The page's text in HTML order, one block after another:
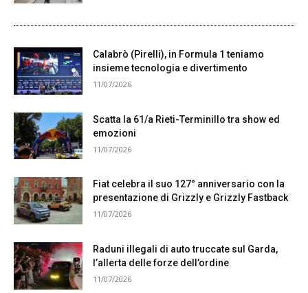
Calabrò (Pirelli), in Formula 1 teniamo
insieme tecnologia e divertimento
11/07/2026
Scatta la 61/a Rieti-Terminillo tra show ed
emozioni
11/07/2026
Fiat celebra il suo 127° anniversario con la
presentazione di Grizzly e Grizzly Fastback
11/07/2026
Raduni illegali di auto truccate sul Garda,
l’allerta delle forze dell’ordine
11/07/2026